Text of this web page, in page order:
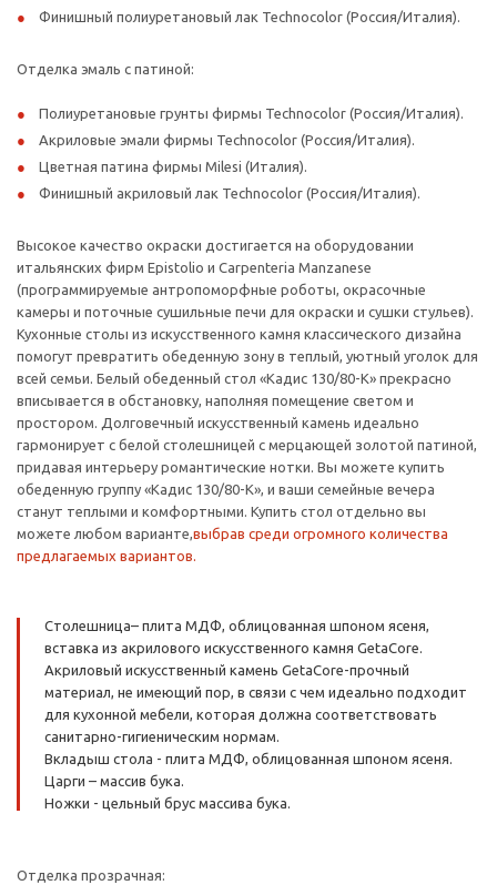
Финишный полиуретановый лак Technocolor (Россия/Италия).
Отделка эмаль с патиной:
Полиуретановые грунты фирмы Technocolor (Россия/Италия).
Акриловые эмали фирмы Technocolor (Россия/Италия).
Цветная патина фирмы Milesi (Италия).
Финишный акриловый лак Technocolor (Россия/Италия).
Высокое качество окраски достигается на оборудовании
итальянских фирм Epistolio и Carpenteria Manzanese
(программируемые антропоморфные роботы, окрасочные
камеры и поточные сушильные печи для окраски и сушки стульев).
Кухонные столы из искусственного камня классического дизайна
помогут превратить обеденную зону в теплый, уютный уголок для
всей семьи. Белый обеденный стол «Кадис 130/80-К» прекрасно
вписывается в обстановку, наполняя помещение светом и
простором. Долговечный искусственный камень идеально
гармонирует с белой столешницей с мерцающей золотой патиной,
придавая интерьеру романтические нотки. Вы можете купить
обеденную группу «Кадис 130/80-К», и ваши семейные вечера
станут теплыми и комфортными. Купить стол отдельно вы
можете любом варианте,выбрав среди огромного количества
предлагаемых вариантов.
Столешница– плита МДФ, облицованная шпоном ясеня,
вставка из акрилового искусственного камня GetaCore.
Акриловый искусственный камень GetaCore-прочный
материал, не имеющий пор, в связи с чем идеально подходит
для кухонной мебели, которая должна соответствовать
санитарно-гигиеническим нормам.
Вкладыш стола - плита МДФ, облицованная шпоном ясеня.
Царги – массив бука.
Ножки - цельный брус массива бука.
Отделка прозрачная: